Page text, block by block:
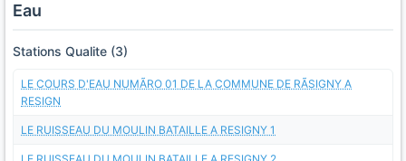
Eau
Stations Qualite (3)
LE COURS D'EAU NUMÃRO 01 DE LA COMMUNE DE RÃSIGNY A
RESIGN
LE RUISSEAU DU MOULIN BATAILLE A RESIGNY 1